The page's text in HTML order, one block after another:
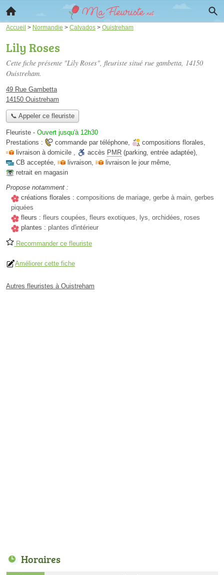
Accueil > Normandie > Calvados > Ouistreham
Lily Roses
Cette fiche présente "Lily Roses", fleuriste situé rue gambetta, 14150
Ouistreham.
49 Rue Gambetta
14150 Ouistreham
📞 Appeler ce fleuriste
Fleuriste - Ouvert jusqu'à 12h30
Prestations :
commande par téléphone, compositions florales,
livraison à domicile , accès PMR (parking, entrée adaptée),
CB acceptée, livraison, livraison le jour même,
retrait en magasin
Propose notamment :
créations florales : compositions de mariage, gerbe à main, gerbes
piquées
fleurs : fleurs coupées, fleurs exotiques, lys, orchidées, roses
plantes : plantes d'intérieur
Recommander ce fleuriste
Améliorer cette fiche
Autres fleuristes à Ouistreham
Horaires